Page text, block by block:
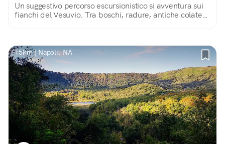
Un suggestivo percorso escursionistico si avventura sui
fianchi del Vesuvio. Tra boschi, radure, antiche colate
15km | Napoli, NA